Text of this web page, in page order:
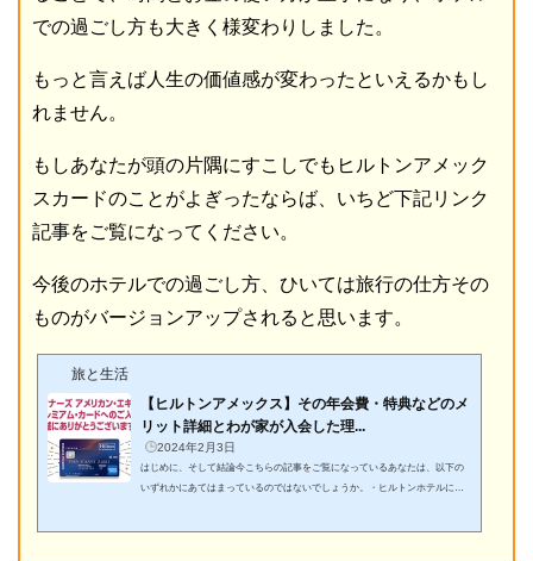
での過ごし方も大きく様変わりしました。
もっと言えば人生の価値感が変わったといえるかもし
れません。
もしあなたが頭の片隅にすこしでもヒルトンアメック
スカードのことがよぎったならば、いちど下記リンク
記事をご覧になってください。
今後のホテルでの過ごし方、ひいては旅行の仕方その
ものがバージョンアップされると思います。
旅と生活
【ヒルトンアメックス】その年会費・特典などのメ
リット詳細とわが家が入会した理...
2024年2月3日
はじめに、そして結論今こちらの記事をご覧になっているあなたは、以下の
いずれかにあてはまっているのではないでしょうか。・ヒルトンホテルに宿